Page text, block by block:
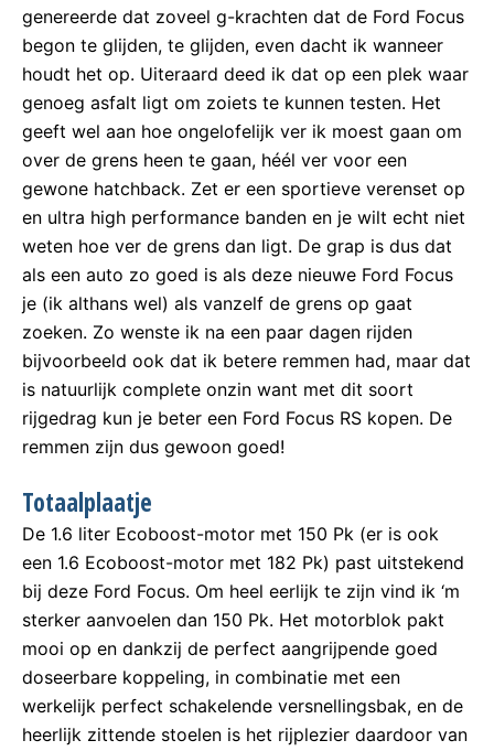
genereerde dat zoveel g-krachten dat de Ford Focus
begon te glijden, te glijden, even dacht ik wanneer
houdt het op. Uiteraard deed ik dat op een plek waar
genoeg asfalt ligt om zoiets te kunnen testen. Het
geeft wel aan hoe ongelofelijk ver ik moest gaan om
over de grens heen te gaan, héél ver voor een
gewone hatchback. Zet er een sportieve verenset op
en ultra high performance banden en je wilt echt niet
weten hoe ver de grens dan ligt. De grap is dus dat
als een auto zo goed is als deze nieuwe Ford Focus
je (ik althans wel) als vanzelf de grens op gaat
zoeken. Zo wenste ik na een paar dagen rijden
bijvoorbeeld ook dat ik betere remmen had, maar dat
is natuurlijk complete onzin want met dit soort
rijgedrag kun je beter een Ford Focus RS kopen. De
remmen zijn dus gewoon goed!
Totaalplaatje
De 1.6 liter Ecoboost-motor met 150 Pk (er is ook
een 1.6 Ecoboost-motor met 182 Pk) past uitstekend
bij deze Ford Focus. Om heel eerlijk te zijn vind ik ‘m
sterker aanvoelen dan 150 Pk. Het motorblok pakt
mooi op en dankzij de perfect aangrijpende goed
doseerbare koppeling, in combinatie met een
werkelijk perfect schakelende versnellingsbak, en de
heerlijk zittende stoelen is het rijplezier daardoor van